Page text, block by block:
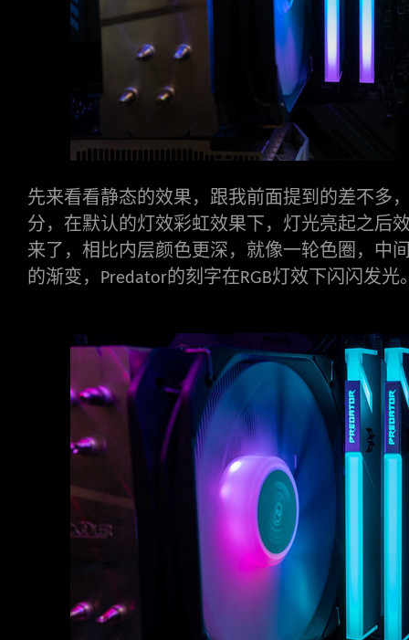
先来看看静态的效果，跟我前面提到的差不多
分，在默认的灯效彩虹效果下，灯光亮起之后
来了，相比内层颜色更深，就像一轮色圈，中
的渐变， Predator的刻字在RGB灯效下闪闪发光